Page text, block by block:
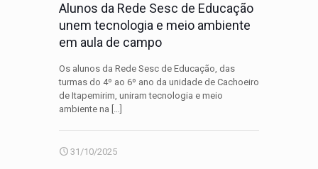
Alunos da Rede Sesc de Educação
unem tecnologia e meio ambiente
em aula de campo​
Os alunos da Rede Sesc de Educação, das
turmas do 4º ao 6º ano da unidade de Cachoeiro
de Itapemirim, uniram tecnologia e meio
ambiente na […]
31/10/2025